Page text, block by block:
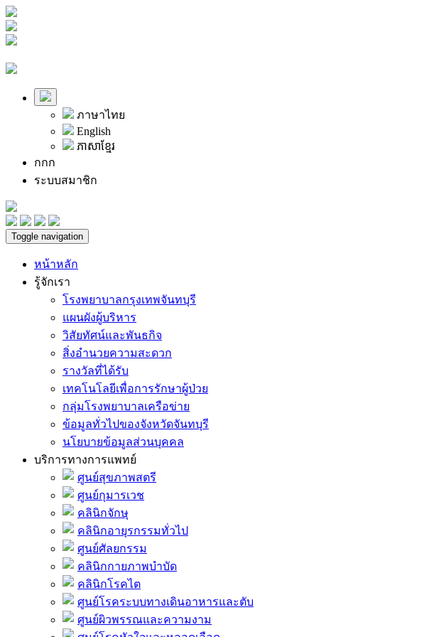
ภาษาไทย
English
ភាសាខ្មែរ
กกก
ระบบสมาชิก
Toggle navigation
หน้าหลัก
รู้จักเรา
โรงพยาบาลกรุงเทพจันทบุรี
แผนผังผู้บริหาร
วิสัยทัศน์และพันธกิจ
สิ่งอำนวยความสะดวก
รางวัลที่ได้รับ
เทคโนโลยีเพื่อการรักษาผู้ป่วย
กลุ่มโรงพยาบาลเครือข่าย
ข้อมูลทั่วไปของจังหวัดจันทบุรี
นโยบายข้อมูลส่วนบุคคล
บริการทางการแพทย์
ศูนย์สุขภาพสตรี
ศูนย์กุมารเวช
คลินิกจักษุ
คลินิกอายุรกรรมทั่วไป
ศูนย์ศัลยกรรม
คลินิกกายภาพบำบัด
คลินิกโรคไต
ศูนย์โรคระบบทางเดินอาหารและตับ
ศูนย์ผิวพรรณและความงาม